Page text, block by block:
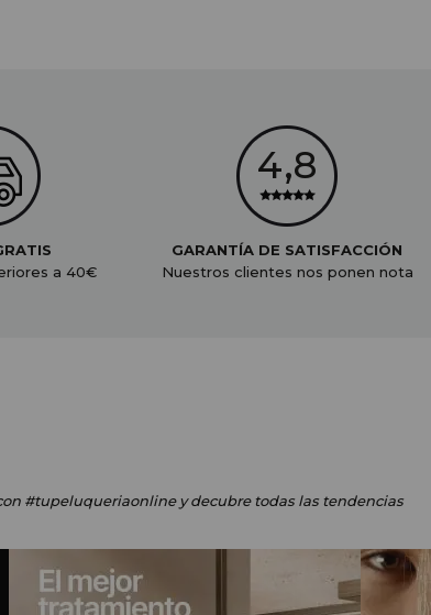
a 40€
GARANTÍA DE SATISFACCIÓN
Nuestros clientes nos ponen nota
#tupeluqueriaonliney decubre todas las tendencias